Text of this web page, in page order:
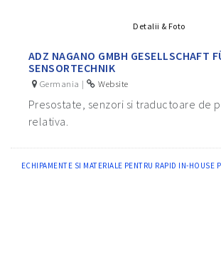
Detalii & Foto
ADZ NAGANO GMBH GESELLSCHAFT
SENSORTECHNIK
Germania | Website
Presostate, senzori si traductoare de
relativa.
ECHIPAMENTE SI MATERIALE PENTRU RAPID IN-HOUSE